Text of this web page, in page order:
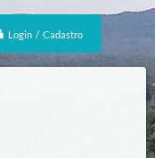
Login / Cadastro